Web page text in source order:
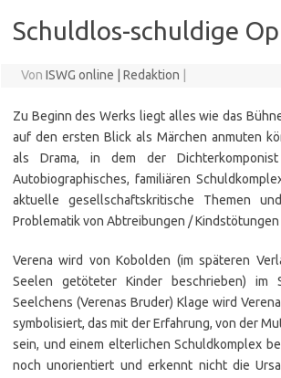
Schuldlos-schuldige
Von ISWG online | Redaktion
Zu Beginn des Werks liegt alles wie das
auf den ersten Blick als Märchen anmuten
als Drama, in dem der
Autobiographisches, familiären
aktuelle gesellschaftskritische Themen
Problematik von Abtreibungen /
Verena wird von Kobolden (im späteren
Seelen getöteter Kinder beschrieben) im
Seelchens (Verenas Bruder) Klage wird
symbolisiert, das mit der Erfahrung, von der
sein, und einem elterlichen Schuldkomplex
noch unorientiert und erkennt nicht die